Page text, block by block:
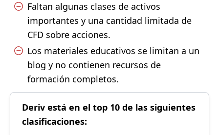
Faltan algunas clases de activos
importantes y una cantidad limitada de
CFD sobre acciones.
Los materiales educativos se limitan a un
blog y no contienen recursos de
formación completos.
Deriv está en el top 10 de las siguientes
clasificaciones: